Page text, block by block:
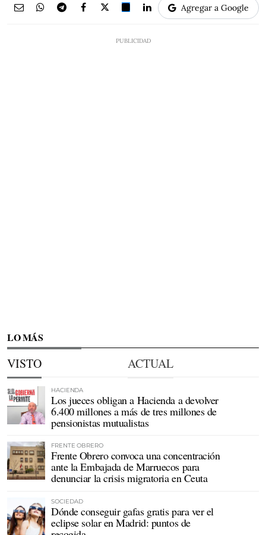
Agregar a Google
LO MÁS
VISTO ACTUAL
HACIENDA
Los jueces obligan a Hacienda a devolver
6.400 millones a más de tres millones de
pensionistas mutualistas
FRENTE OBRERO
Frente Obrero convoca una concentración
ante la Embajada de Marruecos para
denunciar la crisis migratoria en Ceuta
SOCIEDAD
Dónde conseguir gafas gratis para ver el
eclipse solar en Madrid: puntos de